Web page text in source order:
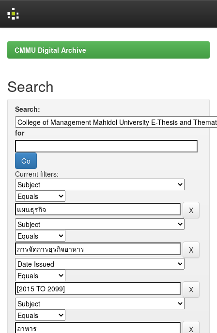
navigationCMMU Digital Archive
Search
Search:
for
Current filters: